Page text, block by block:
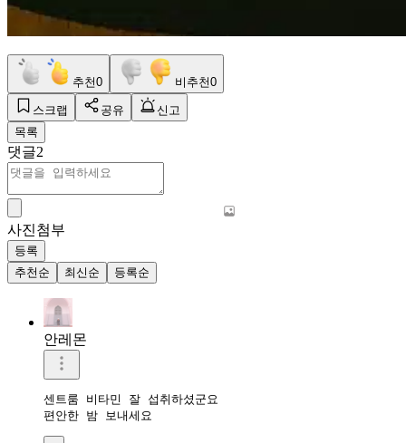
추천0 비추천0
스크랩 공유
신고
목록
댓글2
사진첨부
등록
추천순
최신순 등록순
안레몬
센트룸 비타민 잘 섭취하셨군요
편안한 밤 보내세요